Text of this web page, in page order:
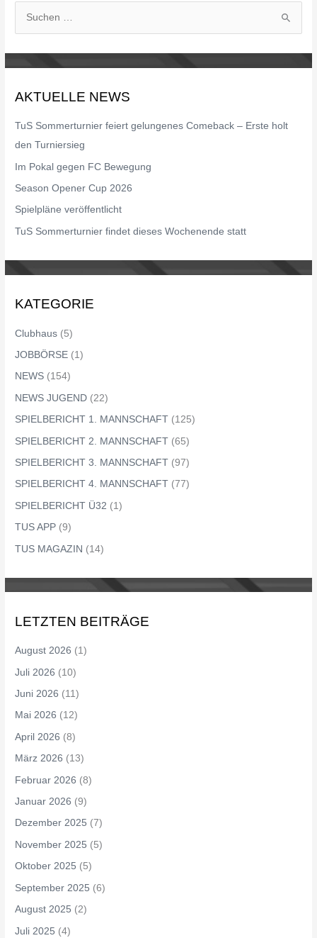
e
c
h
:
AKTUELLE NEWS
TuS Sommerturnier feiert gelungenes Comeback – Erste holt
den Turniersieg
Im Pokal gegen FC Bewegung
Season Opener Cup 2026
Spielpläne veröffentlicht
TuS Sommerturnier findet dieses Wochenende statt
KATEGORIE
Clubhaus (5)
JOBBÖRSE (1)
NEWS (154)
NEWS JUGEND (22)
SPIELBERICHT 1. MANNSCHAFT (125)
SPIELBERICHT 2. MANNSCHAFT (65)
SPIELBERICHT 3. MANNSCHAFT (97)
SPIELBERICHT 4. MANNSCHAFT (77)
SPIELBERICHT Ü32 (1)
TUS APP (9)
TUS MAGAZIN (14)
LETZTEN BEITRÄGE
August 2026 (1)
Juli 2026 (10)
Juni 2026 (11)
Mai 2026 (12)
April 2026 (8)
März 2026 (13)
Februar 2026 (8)
Januar 2026 (9)
Dezember 2025 (7)
November 2025 (5)
Oktober 2025 (5)
September 2025 (6)
August 2025 (2)
Juli 2025 (4)